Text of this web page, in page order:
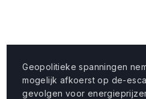
Geopolitieke spanningen
mogelijk afkoerst op de-
gevolgen voor